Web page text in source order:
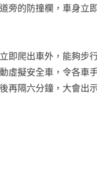
旁的防撞欄，車身立
即爬出車外，能夠步
虛擬安全車，令各車
再隔六分鐘，大會出